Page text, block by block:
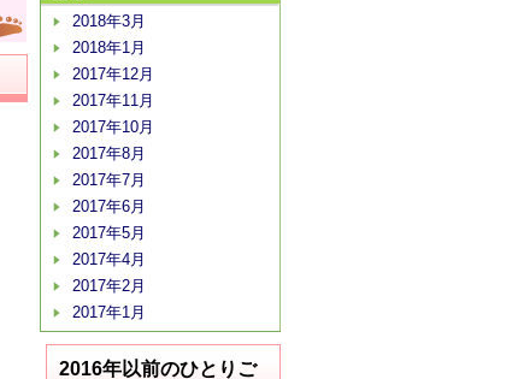
2018年3月
2018年1月
2017年12月
2017年11月
2017年10月
2017年8月
2017年7月
2017年6月
2017年5月
2017年4月
2017年2月
2017年1月
2016年以前のひとりご